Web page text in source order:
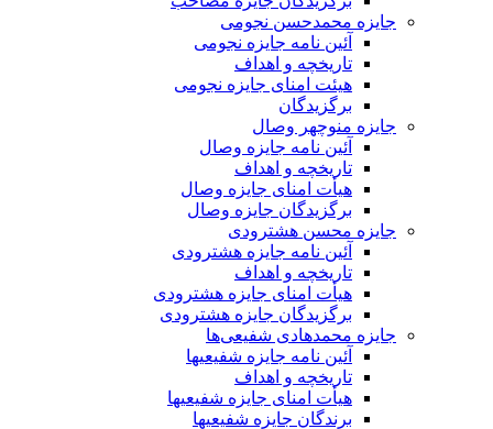
جایزه محمدحسن نجومی
آئین نامه جایزه نجومی
تاریخچه و اهداف
هیئت امنای جایزه نجومی
برگزیدگان
جایزه منوچهر وصال
آئین نامه جایزه وصال
تاریخچه و اهداف
هیأت امنای جایزه وصال
برگزیدگان جایزه وصال
جایزه محسن هشترودی
آئین نامه جایزه هشترودی
تاریخچه و اهداف
هیأت امنای جایزه هشترودی
برگزیدگان جایزه هشترودی
جایزه محمدهادی شفیعی‌ها
آئین نامه جایزه شفیعیها
تاریخچه و اهداف
هیأت امنای جایزه شفیعیها
برندگان جایزه شفیعیها